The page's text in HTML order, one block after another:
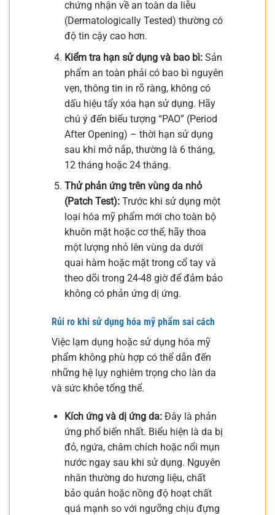
chứng nhận về an toàn da liễu
(Dermatologically Tested) thường có
độ tin cậy cao hơn.
Kiểm tra hạn sử dụng và bao bì:Sản
phẩm an toàn phải có bao bì nguyên
vẹn, thông tin in rõ ràng, không có
dấu hiệu tẩy xóa hạn sử dụng. Hãy
chú ý đến biểu tượng “PAO” (Period
After Opening) – thời hạn sử dụng
sau khi mở nắp, thường là 6 tháng,
12 tháng hoặc 24 tháng.
Thử phản ứng trên vùng da nhỏ
(Patch Test):Trước khi sử dụng một
loại hóa mỹ phẩm mới cho toàn bộ
khuôn mặt hoặc cơ thể, hãy thoa
một lượng nhỏ lên vùng da dưới
quai hàm hoặc mặt trong cổ tay và
theo dõi trong 24-48 giờ để đảm bảo
không có phản ứng dị ứng.
Rủi ro khi sử dụng hóa mỹ phẩm sai cách
Việc lạm dụng hoặc sử dụng hóa mỹ
phẩm không phù hợp có thể dẫn đến
những hệ lụy nghiêm trọng cho làn da
và sức khỏe tổng thể.
Kích ứng và dị ứng da:Đây là phản
ứng phổ biến nhất. Biểu hiện là da bị
đỏ, ngứa, châm chích hoặc nổi mụn
nước ngay sau khi sử dụng. Nguyên
nhân thường do hương liệu, chất
bảo quản hoặc nồng độ hoạt chất
quá mạnh so với ngưỡng chịu đựng